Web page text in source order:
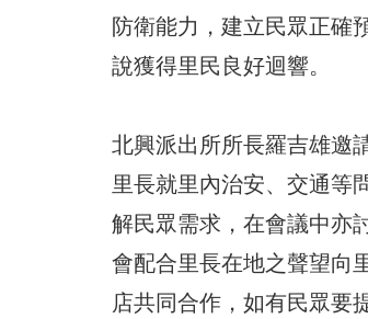
防衛能力，建立民眾正確
說獲得里民良好迴響。
北興派出所所長羅吉雄邀
里長就里內治安、交通等
解民眾需求，在會議中亦
會配合里長在地之聲望向
店共同合作，如有民眾要